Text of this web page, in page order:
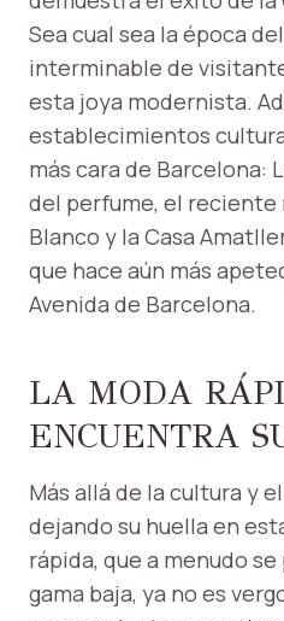
Sea cual sea la época
interminable de
esta joya modernista.
establecimientos
más cara de Barcelona:
del perfume, el reciente
Blanco y la Casa
que hace aún más
Avenida de Barcelona.
LA MODA
ENCUENTRA
Más allá de la cultura y
dejando su huella en
rápida, que a menudo
gama baja, ya no es